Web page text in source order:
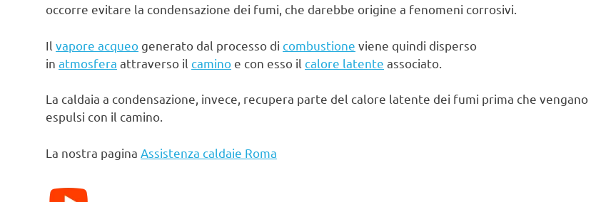
occorre evitare la condensazione dei fumi, che darebbe origine a fenomeni corrosivi.
Il vapore acqueo generato dal processo di combustione viene quindi disperso
in atmosfera attraverso il camino e con esso il calore latente associato.
La caldaia a condensazione, invece, recupera parte del calore latente dei fumi prima che vengano
espulsi con il camino.
La nostra pagina Assistenza caldaie Roma